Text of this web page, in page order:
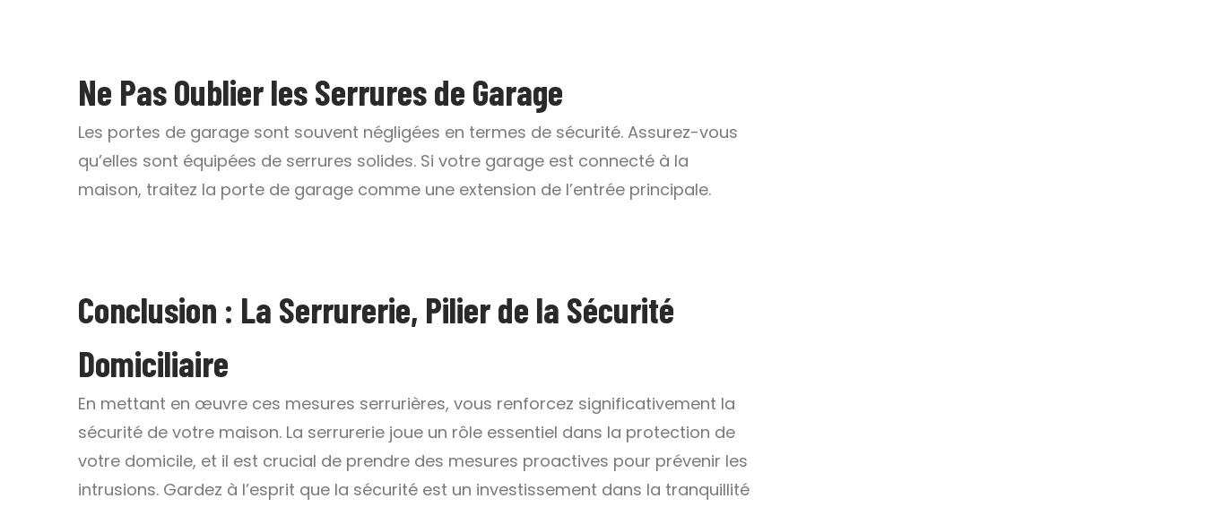
Ne Pas Oublier les Serrures de Garage
Les portes de garage sont souvent négligées en termes de sécurité. Assurez-vous
qu’elles sont équipées de serrures solides. Si votre garage est connecté à la
maison, traitez la porte de garage comme une extension de l’entrée principale.
Conclusion : La Serrurerie, Pilier de la Sécurité
Domiciliaire
En mettant en œuvre ces mesures serrurières, vous renforcez significativement la
sécurité de votre maison. La serrurerie joue un rôle essentiel dans la protection de
votre domicile, et il est crucial de prendre des mesures proactives pour prévenir les
intrusions. Gardez à l’esprit que la sécurité est un investissement dans la tranquillité